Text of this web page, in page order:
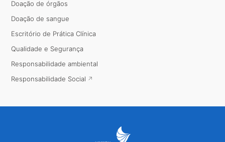
Doação de órgãos
Doação de sangue
Escritório de Prática Clínica
Qualidade e Segurança
Responsabilidade ambiental
Responsabilidade Social